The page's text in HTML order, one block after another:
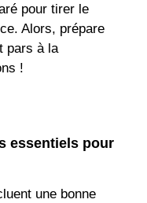
pour tirer le
Alors, prépare
pars à la
!
essentiels pour
une bonne